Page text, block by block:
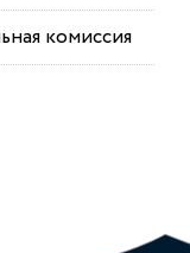
комиссия